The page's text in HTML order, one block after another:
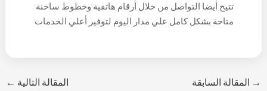
الخدمات الخاصة بمجال النقل بوجه عام.
الانستجرام وغيرها لتوفير الخدمات المثالية للجميع.
تتيح أيضا التواصل من خلال أرقام هاتفية وخطوط ساخنة
متاحة بشكل كامل علي مدار اليوم لتوفير أعلي الخدمات
→ المقالة السابقة المقالة التالية ←